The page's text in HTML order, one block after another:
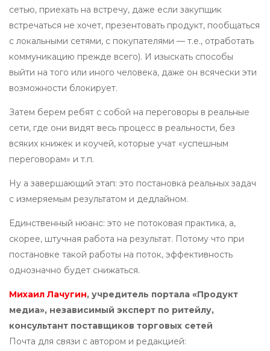
сетью, приехать на встречу, даже если закупщик
встречаться не хочет, презентовать продукт, пообщаться
с локальными сетями, с покупателями — т.е., отработать
коммуникацию прежде всего). И изыскать способы
выйти на того или иного человека, даже он всячески эти
возможности блокирует.
Затем берем ребят с собой на переговоры в реальные
сети, где они видят весь процесс в реальности, без
всяких книжек и коучей, которые учат «успешным
переговорам» и т.п.
Ну а завершающий этап: это постановка реальных задач
с измеряемым результатом и дедлайном.
Единственный нюанс: это не потоковая практика, а,
скорее, штучная работа на результат. Потому что при
постановке такой работы на поток, эффективность
однозначно будет снижаться.
Михаил Лачугин, учредитель портала «Продукт
медиа», независимый эксперт по ритейлу,
консультант поставщиков торговых сетей
Почта для связи с автором и редакцией: